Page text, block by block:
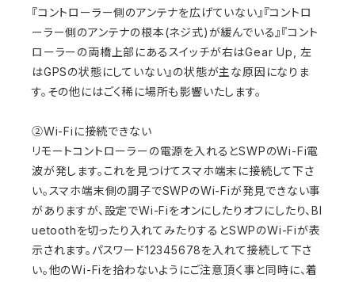
『コントローラー側のアンテナを広げていない』『コントロ
ーラー側のアンテナの根本(ネジ式)が緩んでいる』『コント
ローラーの両橋上部にあるスイッチが右はGear Up, 左
はGPSの状態にしていない』の状態が主な原因になりま
す。その他にはごく稀に場所も影響いたします。
②Wi-Fiに接続できない
リモートコントローラーの電源を入れるとSWPのWi-Fi電
波が発します。これを見つけてスマホ端末に接続して下さ
い。スマホ端末側の調子でSWPのWi-Fiが発見できない事
がありますが、設定でWi-Fiをオンにしたりオフにしたり、Bl
uetoothを切ったり入れてみたりするとSWPのWi-Fiが表
示されます。パスワード12345678を入れて接続して下さ
い。他のWi-Fiを拾わないようにご注意頂く事と同時に、着